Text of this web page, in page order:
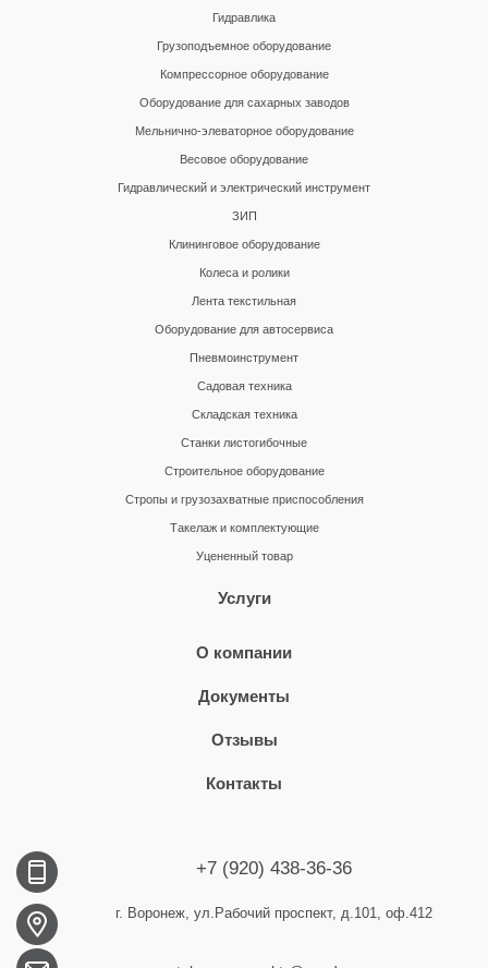
Гидравлика
Грузоподъемное оборудование
Компрессорное оборудование
Оборудование для сахарных заводов
Мельнично-элеваторное оборудование
Весовое оборудование
Гидравлический и электрический инструмент
ЗИП
Клининговое оборудование
Колеса и ролики
Лента текстильная
Оборудование для автосервиса
Пневмоинструмент
Садовая техника
Складская техника
Станки листогибочные
Строительное оборудование
Стропы и грузозахватные приспособления
Такелаж и комплектующие
Уцененный товар
Услуги
О компании
Документы
Отзывы
Контакты
+7 (920) 438-36-36
г. Воронеж, ул.Рабочий проспект, д.101, оф.412